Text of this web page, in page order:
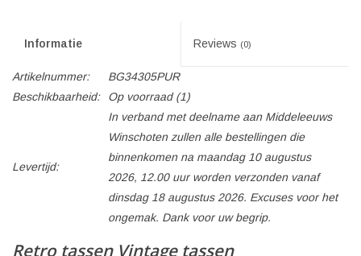
Informatie Reviews (0)
Artikelnummer:
BG34305PUR
Beschikbaarheid:
Op voorraad(1)
Levertijd:
In verband met deelname aan Middeleeuws
Winschoten zullen alle bestellingen die
binnenkomen na maandag 10 augustus
2026, 12.00 uur worden verzonden vanaf
dinsdag 18 augustus 2026. Excuses voor het
ongemak. Dank voor uw begrip.
Retro tassen Vintage tassen